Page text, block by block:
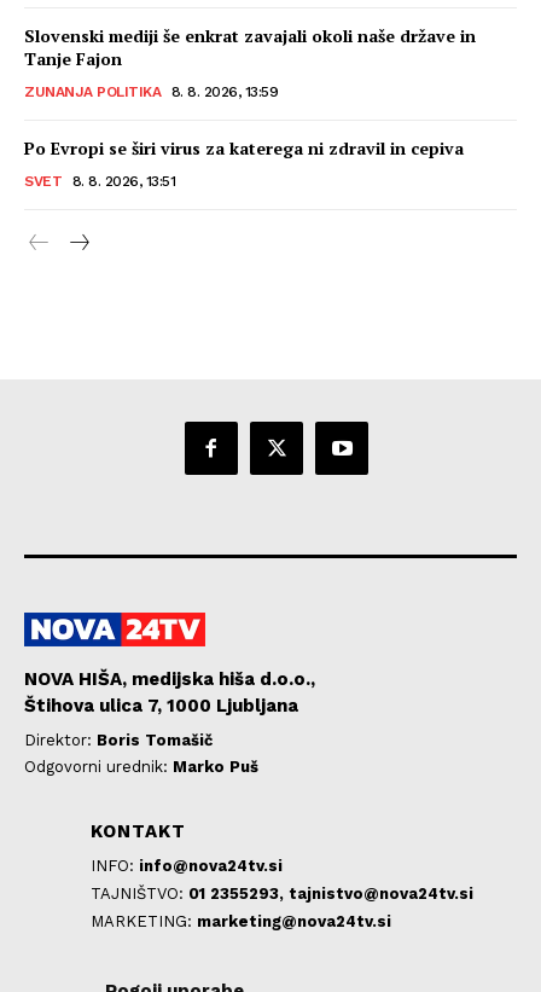
Slovenski mediji še enkrat zavajali okoli naše države in
Tanje Fajon
ZUNANJA POLITIKA 8. 8. 2026, 13:59
Po Evropi se širi virus za katerega ni zdravil in cepiva
SVET 8. 8. 2026, 13:51
NOVA HIŠA, medijska hiša d.o.o.,
Štihova ulica 7, 1000 Ljubljana
Direktor: Boris Tomašič
Odgovorni urednik: Marko Puš
KONTAKT
INFO: info@nova24tv.si
TAJNIŠTVO: 01 2355293, tajnistvo@nova24tv.si
MARKETING: marketing@nova24tv.si